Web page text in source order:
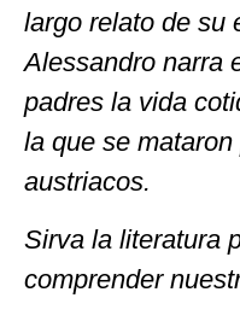
largo relato de su
Alessandro narra
padres la vida
la que se
austriacos.
Sirva la literatura
comprender